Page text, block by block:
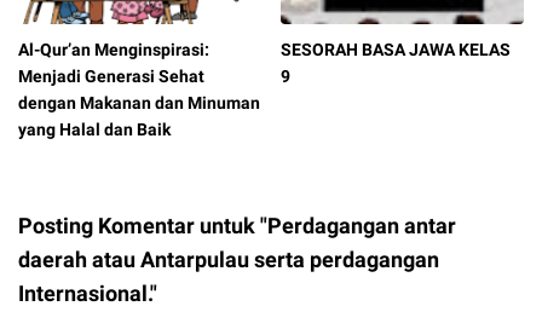
Al-Qur’an Menginspirasi:
Menjadi Generasi Sehat
dengan Makanan dan Minuman
yang Halal dan Baik
SESORAH BASA JAWA KELAS
9
Posting Komentar untuk "Perdagangan antar
daerah atau Antarpulau serta perdagangan
Internasional."